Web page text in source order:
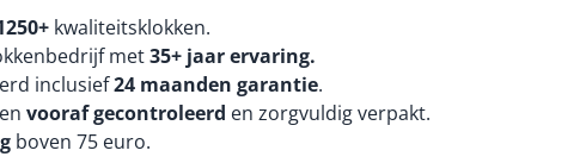
kwaliteitsklokken.
met35+ jaar ervaring.
inclusief24 maanden garantie.
vooraf gecontroleerd en zorgvuldig verpakt.
boven 75 euro.